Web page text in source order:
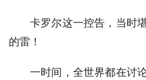
卡罗尔这一控告，当时
的雷！
一时间，全世界都在讨